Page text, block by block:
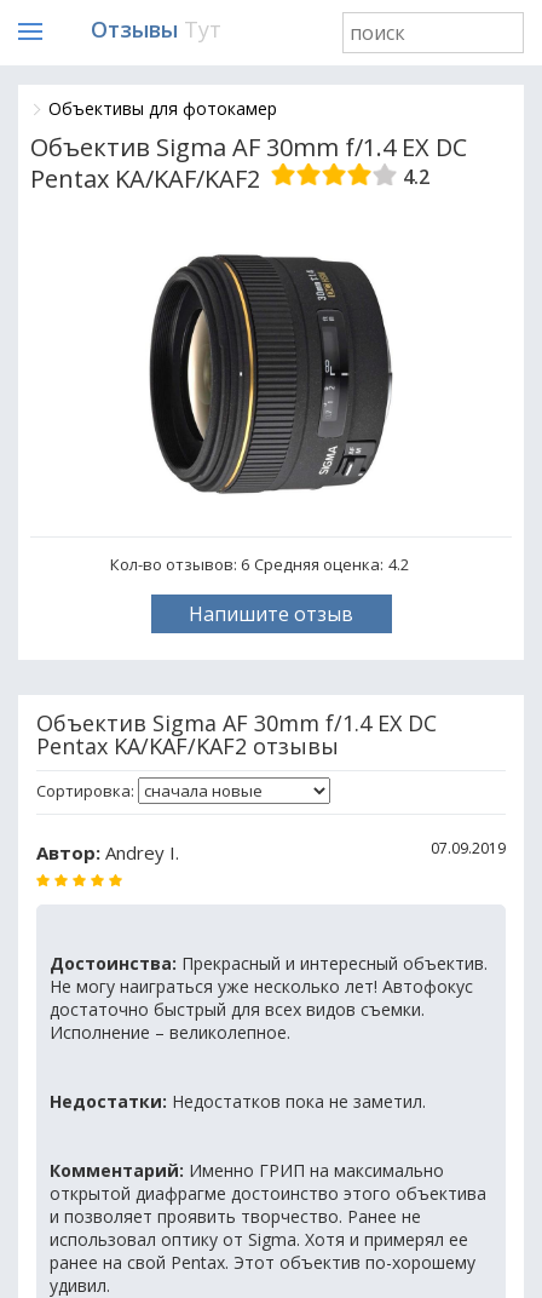
Отзывы Тут
Объективы для фотокамер
Объектив Sigma AF 30mm f/1.4 EX DC
Pentax KA/KAF/KAF2
4.2
Кол-во отзывов: 6 Средняя оценка: 4.2
Напишите отзыв
Объектив Sigma AF 30mm f/1.4 EX DC
Pentax KA/KAF/KAF2 отзывы
Сортировка:
Автор: Andrey I. 07.09.2019
Достоинства: Прекрасный и интересный объектив.
Не могу наиграться уже несколько лет! Автофокус
достаточно быстрый для всех видов съемки.
Исполнение – великолепное.
Недостатки: Недостатков пока не заметил.
Комментарий: Именно ГРИП на максимально
открытой диафрагме достоинство этого объектива
и позволяет проявить творчество. Ранее не
использовал оптику от Sigma. Хотя и примерял ее
ранее на свой Pentax. Этот объектив по-хорошему
удивил.